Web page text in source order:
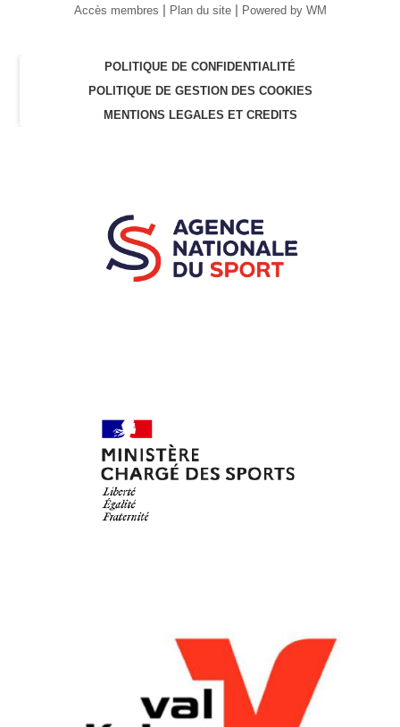
Accès membres | Plan du site | Powered by WM
POLITIQUE DE CONFIDENTIALITÉ
POLITIQUE DE GESTION DES COOKIES
MENTIONS LEGALES ET CREDITS